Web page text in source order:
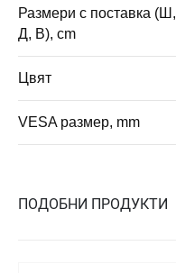
Размери с поставка (Ш,
Д, В), cm
Цвят
VESA размер, mm
ПОДОБНИ ПРОДУКТИ